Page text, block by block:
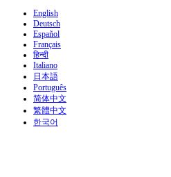
English
Deutsch
Español
Français
हिन्दी
Italiano
日本語
Português
简体中文
繁體中文
한국어